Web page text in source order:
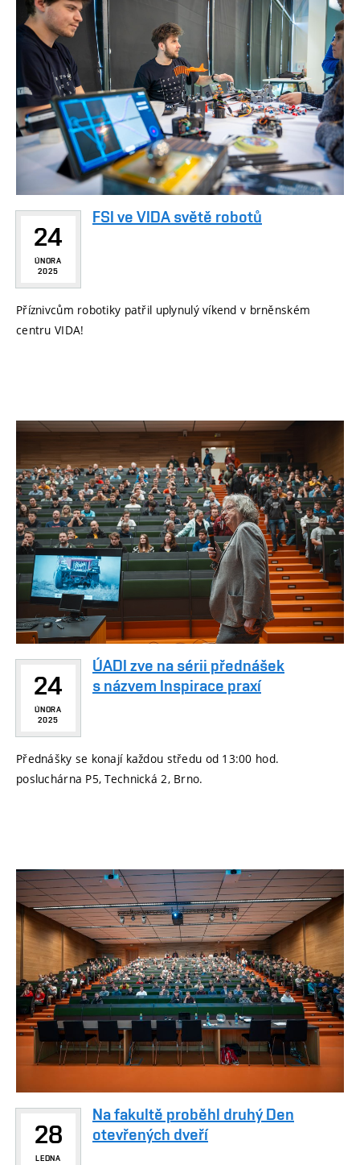
24
ÚNORA
2025
FSI ve VIDA světě robotů
Příznivcům robotiky patřil uplynulý víkend v brněnském
centru VIDA!
24
ÚNORA
2025
ÚADI zve na sérii přednášek
s názvem Inspirace praxí
Přednášky se konají každou středu od 13:00 hod.
posluchárna P5, Technická 2, Brno.
28
LEDNA
Na fakultě proběhl druhý Den
otevřených dveří